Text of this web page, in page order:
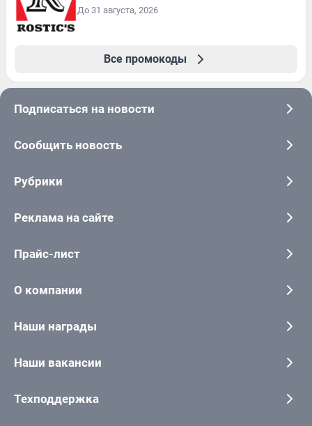
До 31 августа, 2026
Все промокоды
Подписаться на новости
Сообщить новость
Рубрики
Реклама на сайте
Прайс-лист
О компании
Наши награды
Наши вакансии
Техподдержка